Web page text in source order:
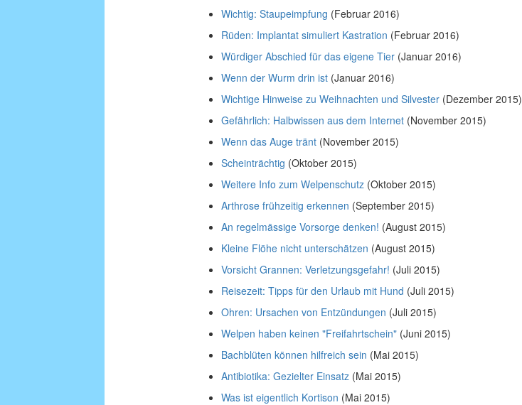
Wichtig: Staupeimpfung (Februar 2016)
Rüden: Implantat simuliert Kastration (Februar 2016)
Würdiger Abschied für das eigene Tier(Januar 2016)
Wenn der Wurm drin ist(Januar 2016)
Wichtige Hinweise zu Weihnachten und Silvester(Dezember 2015)
Gefährlich: Halbwissen aus dem Internet(November 2015)
Wenn das Auge tränt(November 2015)
Scheinträchtig (Oktober 2015)
Weitere Info zum Welpenschutz(Oktober 2015)
Arthrose frühzeitig erkennen (September 2015)
An regelmässige Vorsorge denken! (August 2015)
Kleine Flöhe nicht unterschätzen (August 2015)
Vorsicht Grannen: Verletzungsgefahr! (Juli 2015)
Reisezeit: Tipps für den Urlaub mit Hund (Juli 2015)
Ohren: Ursachen von Entzündungen (Juli 2015)
Welpen haben keinen "Freifahrtschein"(Juni 2015)
Bachblüten können hilfreich sein (Mai 2015)
Antibiotika: Gezielter Einsatz(Mai 2015)
Was ist eigentlich Kortison (Mai 2015)